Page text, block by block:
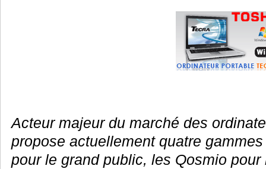
Acteur majeur du marché des
propose actuellement quatre
pour le grand public, les Qosmio